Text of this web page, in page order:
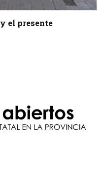
el presente